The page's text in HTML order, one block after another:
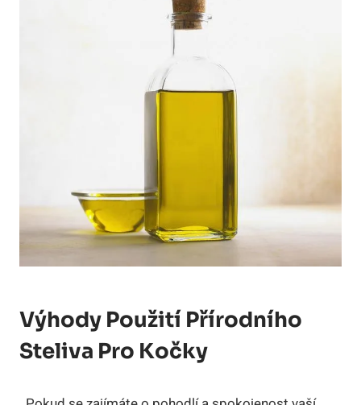
Výhody Použití Přírodního
Steliva Pro Kočky